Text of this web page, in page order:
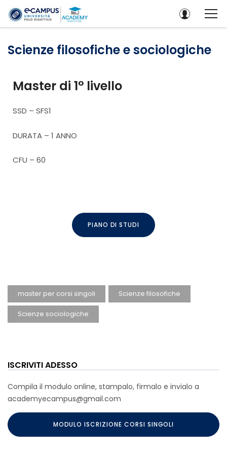
Scienze filosofiche e sociologiche
Master di 1° livello
SSD – SFS1
DURATA – 1 ANNO
CFU – 60
PIANO DI STUDI
master per corsi singoli Scienze filosofiche
Scienze sociologiche
ISCRIVITI ADESSO
Compila il modulo online, stampalo, firmalo e invialo a
academyecampus@gmail.com
MODULO ISCRIZIONE CORSI SINGOLI